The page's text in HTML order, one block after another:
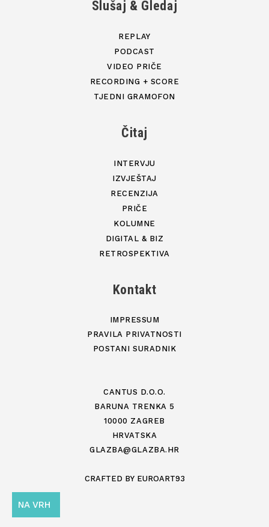
Slušaj & Gledaj
REPLAY
PODCAST
VIDEO PRIČE
RECORDING + SCORE
TJEDNI GRAMOFON
Čitaj
INTERVJU
IZVJEŠTAJ
RECENZIJA
PRIČE
KOLUMNE
DIGITAL & BIZ
RETROSPEKTIVA
Kontakt
IMPRESSUM
PRAVILA PRIVATNOSTI
POSTANI SURADNIK
CANTUS D.O.O.
BARUNA TRENKA 5
10000 ZAGREB
HRVATSKA
GLAZBA@GLAZBA.HR
CRAFTED BY EUROART93
NA VRH